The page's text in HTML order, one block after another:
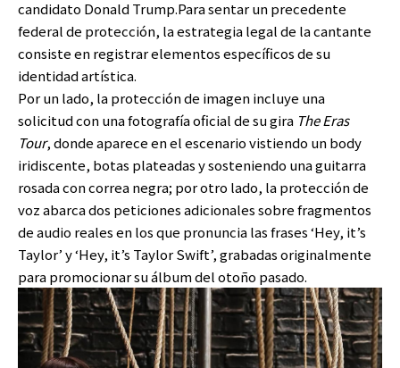
candidato Donald Trump.Para sentar un precedente
federal de protección, la estrategia legal de la cantante
consiste en registrar elementos específicos de su
identidad artística.
Por un lado, la protección de imagen incluye una
solicitud con una fotografía oficial de su gira The Eras
Tour, donde aparece en el escenario vistiendo un body
iridiscente, botas plateadas y sosteniendo una guitarra
rosada con correa negra; por otro lado, la protección de
voz abarca dos peticiones adicionales sobre fragmentos
de audio reales en los que pronuncia las frases ‘Hey, it’s
Taylor’ y ‘Hey, it’s Taylor Swift’, grabadas originalmente
para promocionar su álbum del otoño pasado.